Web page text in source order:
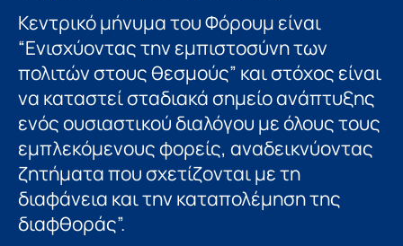
Κεντρικό μήνυμα του Φόρουμ είναι
“Ενισχύοντας την εμπιστοσύνη των
πολιτών στους θεσμούς” και στόχος είναι
να καταστεί σταδιακά σημείο ανάπτυξης
ενός ουσιαστικού διαλόγου με όλους τους
εμπλεκόμενους φορείς, αναδεικνύοντας
ζητήματα που σχετίζονται με τη
διαφάνεια και την καταπολέμηση της
διαφθοράς”.